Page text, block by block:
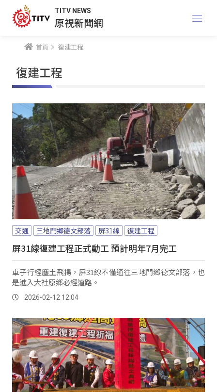
TITV NEWS
原視新聞網
首頁 復建工程
復建工程
交通 三地門鄉德文部落 屏31線 復建工程
屏31線復建工程正式動工 預計明年7月完工
車子行經塵土飛揚，屏31線不僅通往三地門鄉德文部落，也
是進入大社原鄉必經道路。
2026-02-12 12:04